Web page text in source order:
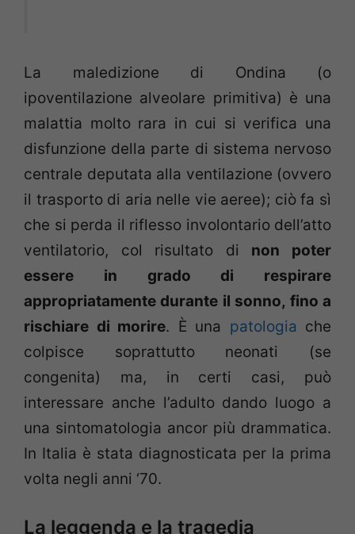
La maledizione di Ondina (o
ipoventilazione alveolare primitiva) è una
malattia molto rara in cui si verifica una
disfunzione della parte di sistema nervoso
centrale deputata alla ventilazione (ovvero
il trasporto di aria nelle vie aeree); ciò fa sì
che si perda il riflesso involontario dell’atto
ventilatorio, col risultato di non poter
essere in grado di respirare
appropriatamente durante il sonno, fino a
rischiare di morire. È una patologia che
colpisce soprattutto neonati (se
congenita) ma, in certi casi, può
interessare anche l’adulto dando luogo a
una sintomatologia ancor più drammatica.
In Italia è stata diagnosticata per la prima
volta negli anni ‘70.
La leggenda e la tragedia